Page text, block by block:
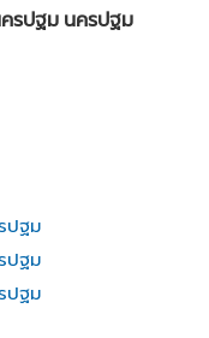
ครปฐม นครปฐม
ปฐม
ปฐม
ปฐม